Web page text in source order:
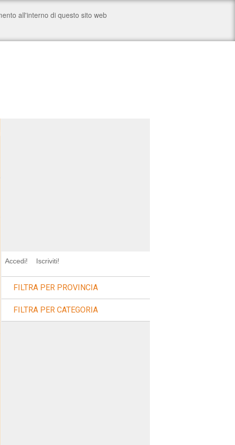
Accedi! Iscriviti!
FILTRA PER PROVINCIA
FILTRA PER CATEGORIA